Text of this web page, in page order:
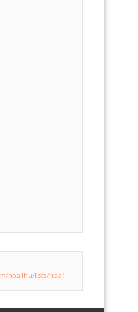
nba1hu/lists/nba1